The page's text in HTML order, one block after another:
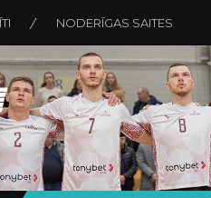
NODERĪGAS SAITES